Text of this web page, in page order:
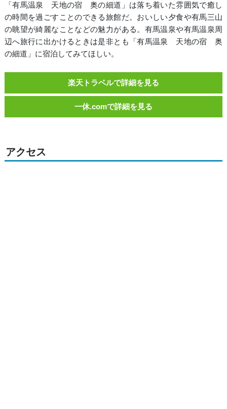
「有馬温泉 天地の宿 奥の細道」は落ち着いた雰囲気で癒し
の時間を過ごすことのできる旅館だ。おいしい夕食や有馬三山
の眺望が綺麗なことなどの魅力がある。有馬温泉や有馬温泉周
辺へ旅行に出かけるときは是非とも「有馬温泉 天地の宿 奥
の細道」に宿泊してみてほしい。
楽天トラベルで詳細を見る
一休.comで詳細を見る
アクセス